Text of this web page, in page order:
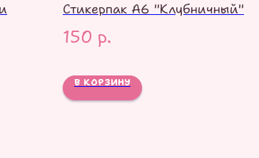
Стикерпак А6 "Клубничный"
150 р.
В КОРЗИНУ